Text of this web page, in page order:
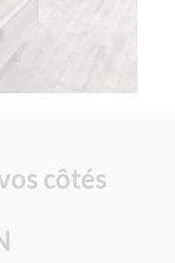
côtés